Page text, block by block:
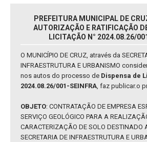
PREFEITURA MUNICIPAL DE
AUTORIZAÇÃO E RATIFICAÇÃO
LICITAÇÃO N° 2024.08.26/
O MUNICÍPIO DE CRUZ, através da
INFRAESTRUTURA E URBANISMO
nos autos do processo de Dispensa de
2024.08.26/001-SEINFRA, faz publicar.o
OBJETO: CONTRATAÇÃO DE EMPRESA
SERVIÇO GEOLÓGICO PARA A
CARACTERIZAÇÃO DE SOLO DESTINADO
SECRETARIA DE INFRAESTRUTURA E